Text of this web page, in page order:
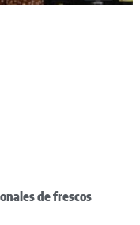
de frescos